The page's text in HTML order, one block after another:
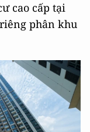
cao cấp tại
phân khu